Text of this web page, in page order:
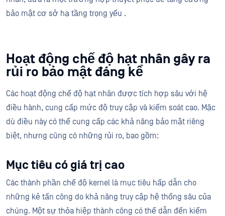
bảo mật cơ sở hạ tầng trọng yếu .
Hoạt động chế độ hạt nhân gây ra
rủi ro bảo mật đáng kể
Các hoạt động chế độ hạt nhân được tích hợp sâu với hệ
điều hành, cung cấp mức độ truy cập và kiểm soát cao. Mặc
dù điều này có thể cung cấp các khả năng bảo mật riêng
biệt, nhưng cũng có những rủi ro, bao gồm:
Mục tiêu có giá trị cao
Các thành phần chế độ kernel là mục tiêu hấp dẫn cho
những kẻ tấn công do khả năng truy cập hệ thống sâu của
chúng. Một sự thỏa hiệp thành công có thể dẫn đến kiểm